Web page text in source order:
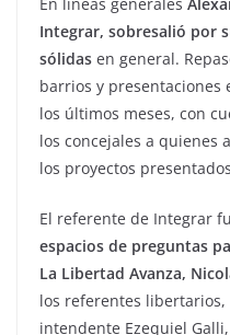
Integrar, sobresalió por
sólidas en general.
barrios y presentaciones
los últimos meses, con
los concejales a quienes
los proyectos
El referente de Integrar
espacios de preguntas
La Libertad Avanza,
los referentes libertarios,
intendente Ezequiel